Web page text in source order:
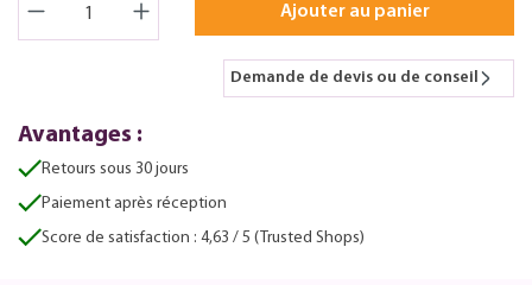
Ajouter au panier
Demande de devis ou de conseil
Avantages :
Retours sous 30 jours
Paiement après réception
Score de satisfaction : 4,63 / 5 (Trusted Shops)